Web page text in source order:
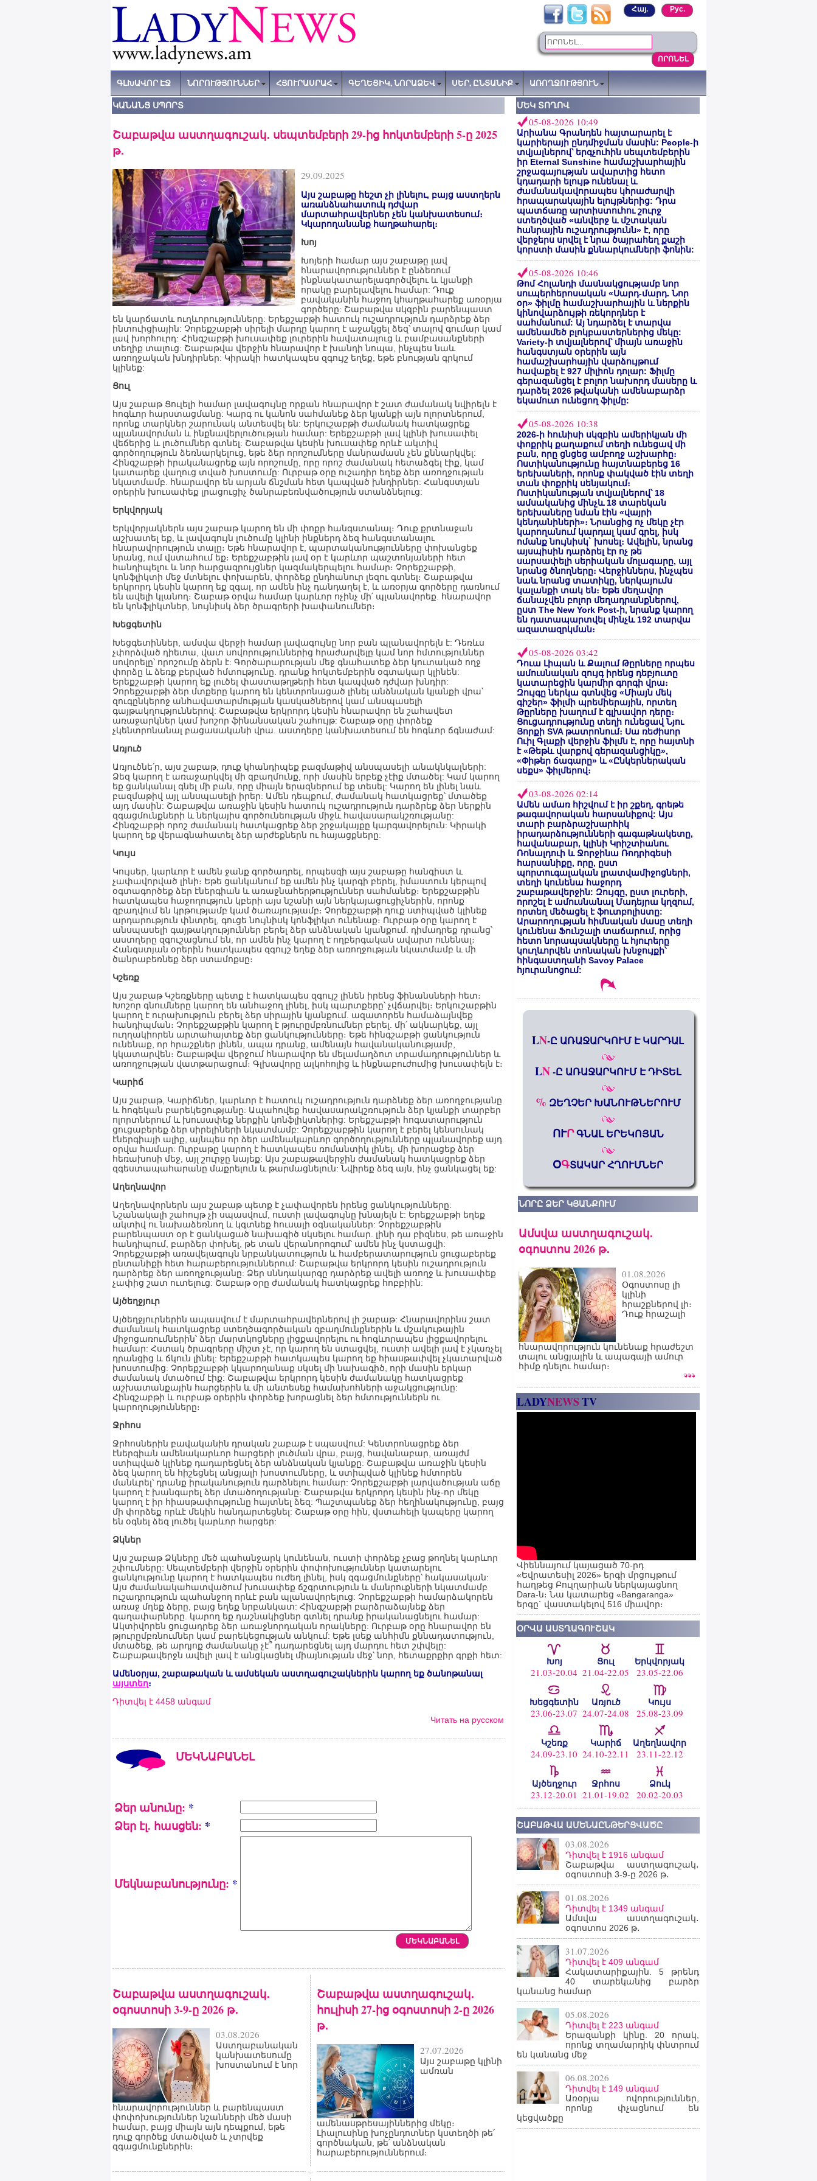
Рус.
Հայ.
ԳԼԽԱՎՈՐ ԷՋ ՆՈՐՈՒԹՅՈՒՆՆԵՐ ՀՅՈՒՐԱՍՐԱՀ ԳԵՂԵՑԻԿ, ՆՈՐԱՁԵՎ ՍԵՐ, ԸՆՏԱՆԻՔ ԱՌՈՂՋՈՒԹՅՈՒՆ
ԿԱՆԱՆՑ ՍՊՈՐՏ
Շաբաթվա աստղագուշակ․ սեպտեմբերի 29-ից հոկտեմբերի 5-ը 2025
թ․
29.09.2025
Այս շաբաթը հեշտ չի լինելու, բայց աստղերն
առանձնահատուկ դժվար
մարտահրավերներ չեն կանխատեսում։
Կկարողանանք հաղթահարել։
Խոյ
Խոյերի համար այս շաբաթը լավ
հնարավորություններ է ընձեռում
ինքնակատարելագործվելու և կյանքի
որակը բարելավելու համար: Դուք
բավականին հաջող կհաղթահարեք առօրյա
գործերը: Շաբաթվա սկզբին բարենպաստ
են կարճատև ուղևորությունները: Երեքշաբթի հատուկ ուշադրություն դարձրեք ձեր
ինտուիցիային: Չորեքշաբթի սիրելի մարդը կարող է աջակցել ձեզ՝ տալով գումար կամ
լավ խորհուրդ: Հինգշաբթի խուսափեք լուրերին հավատալուց և բամբասանքների
տեղիք տալուց: Շաբաթվա վերջին հնարավոր է խանդի նոպա, ինչպես նաև
առողջական խնդիրներ: Կիրակի հատկապես զգույշ եղեք, եթե բնության գրկում
կլինեք:
Ցուլ
Այս շաբաթ Ցուլելի համար լավագույնը որքան հնարավոր է շատ ժամանակ նվիրելն է
հոգևոր հարստացմանը: Կարգ ու կանոն սահմանեք ձեր կյանքի այն ոլորտներում,
որոնք տարկներ շարունակ անտեսվել են: Երկուշաբթի ժամանակ հատկացրեք
պլանավորման և ինքնավերլուծության համար: Երեքշաբթի լավ կլինի խուսափել
վեճերից և լուծումներ գտնել: Շաբաթվա կեսին խուսափեք որևէ ակտիվ
գործողություն ձեռնարկելուց, եթե ձեր որոշումները մանրամասն չեն քննարկվել:
Հինգշաբթի իրականացրեք այն որոշումը, որը որոշ ժամանակ հետաձգել էիք, կամ
կատարեք վաղուց տված խոստումը: Ուրբաթ օրը ուշադիր եղեք ձեր առողջության
նկատմամբ. հնարավոր են արյան ճնշման հետ կապված խնդիրներ: Հանգստյան
օրերին խուսափեք լրացուցիչ ծանրաբեռնվածություն ստանձնելուց:
Երկվորյակ
Երկվորյակներն այս շաբաթ կարող են մի փոքր հանգստանալ։ Դուք քրտնաջան
աշխատել եք, և լավագույն լուծումը կլինի ինքներդ ձեզ հանգստանալու
հնարավորություն տալը։ Եթե հնարավոր է, պարտականությունները փոխանցեք
նրանց, ում վստահում եք։ Երեքշաբթին լավ օր է կարևոր պաշտոնյաների հետ
հանդիպելու և նոր հարցազրույցներ կազմակերպելու համար։ Չորեքշաբթի,
կոնֆլիկտի մեջ մտնելու փոխարեն, փորձեք ընդհանուր լեզու գտնել։ Շաբաթվա
երկրորդ կեսին կարող եք զգալ, որ ամեն ինչ դանդաղել է, և առօրյա գործերը դառնում
են ավելի կլանող։ Շաբաթ օրվա համար կարևոր ոչինչ մի՛ պլանավորեք. հնարավոր
են կոնֆլիկտներ, նույնիսկ ձեր ծրագրերի խափանումներ։
Խեցգետին
Խեցգետիններ, ամսվա վերջի համար լավագույնը նոր բան պլանավորելն է: Դեռևս
չփորձված դիետա, վատ սովորություններից հրաժարվելը կամ նոր հմտություններ
սովորելը՝ որոշումը ձերն է: Գործարարության մեջ գնահատեք ձեր կուտակած ողջ
փորձը և ձեռք բերված հմտությունը. դրանք հոկտեմբերին օգտակար կլինեն:
Երեքշաբթի կարող եք լուծել փաստաթղթերի հետ կապված դժվար խնդիր:
Չորեքշաբթի ձեր մտքերը կարող են կենտրոնացած լինել անձնական կյանքի վրա՝
զուգընկերոջ անհավատարմության կասկածներով կամ անսպասելի
գայթակղություններով: Շաբաթվա երկրորդ կեսին հնարավոր են շահավետ
առաջարկներ կամ խոշոր ֆինանսական շահույթ: Շաբաթ օրը փորձեք
չկենտրոնանալ բացասականի վրա. աստղերը կանխատեսում են հոգևոր ճգնաժամ:
Առյուծ
Առյուծնե՛ր, այս շաբաթ, դուք կհանդիպեք բազմաթիվ անսպասելի անակնկալների:
Ձեզ կարող է առաջարկվել մի զբաղմունք, որի մասին երբեք չէիք մտածել: Կամ կարող
եք ցանկանալ գնել մի բան, որը միայն երազներում եք տեսել: Կարող են լինել նաև
բազմաթիվ այլ անսպասելի իրեր: Ամեն դեպքում, ժամանակ հատկացրեք՝ մտածեք
այդ մասին: Շաբաթվա առաջին կեսին հատուկ ուշադրություն դարձրեք ձեր ներքին
զգացմունքների և ներկայիս գործունեության միջև հավասարակշռությանը:
Հինգշաբթի որոշ ժամանակ հատկացրեք ձեր շրջակայքը կարգավորելուն: Կիրակի
կարող եք վերագնահատել ձեր արժեքներն ու հայացքները:
Կույս
Կույսեր, կարևոր է ամեն ջանք գործադրել, որպեսզի այս շաբաթը հանգիստ և
չափավորված լինի։ Եթե ցանկանում եք ամեն ինչ կարգի բերել, իմաստուն կերպով
օգտագործեք ձեր էներգիան և առաջնահերթություններ սահմանեք։ Երեքշաբթին
հատկապես հաջողություն կբերի այս նշանի այն ներկայացուցիչներին, որոնք
զբաղվում են կրթությամբ կամ ծառայությամբ։ Չորեքշաբթի դուք ստիպված կլինեք
արդարություն փնտրել, գուցե նույնիսկ կոնֆլիկտ ունենաք։ Ուրբաթ օրը կարող է
անսպասելի գայթակղություններ բերել ձեր անձնական կյանքում. դիմադրեք դրանց՝
աստղերը զգուշացնում են, որ ամեն ինչ կարող է ողբերգական ավարտ ունենալ։
Հանգստյան օրերին հատկապես զգույշ եղեք ձեր առողջության նկատմամբ և մի
ծանրաբեռնեք ձեր ստամոքսը։
Կշեռք
Այս շաբաթ Կշեռքները պետք է հատկապես զգույշ լինեն իրենց ֆինանսների հետ։
Խոշոր գնումները կարող են անհաջող լինել, իսկ պարտքերը՝ չվճարվել։ Երկուշաբթին
կարող է ուրախություն բերել ձեր սիրային կյանքում. ազատորեն համաձայնվեք
հանդիպման։ Չորեքշաբթին կարող է թյուրըմբռնումներ բերել. մի՛ ակնարկեք, այլ
ուղղակիորեն արտահայտեք ձեր ցանկությունները։ Եթե հինգշաբթի ցանկություն
ունենաք, որ հրաշքներ լինեն, ապա դրանք, ամենայն հավանականությամբ,
կկատարվեն։ Շաբաթվա վերջում հնարավոր են մելամաղձոտ տրամադրություններ և
առողջության վատթարացում։ Գլխավորը ալկոհոլից և ինքնաբուժումից խուսափելն է։
Կարիճ
Այս շաբաթ, Կարիճներ, կարևոր է հատուկ ուշադրություն դարձնեք ձեր առողջությանը
և հոգեկան բարեկեցությանը: Ապահովեք հավասարակշռություն ձեր կյանքի տարբեր
ոլորտներում և խուսափեք ներքին կոնֆլիկտներից: Երեքշաբթի հոգատարություն
ցուցաբերեք ձեր սիրելիների նկատմամբ: Չորեքշաբթին կարող է բերել կենսունակ
էներգիայի ալիք, այնպես որ ձեր ամենակարևոր գործողությունները պլանավորեք այդ
օրվա համար: Ուրբաթը կարող է հատկապես ռոմանտիկ լինել. մի խորացեք ձեր
հեռախոսի մեջ, այլ շուրջը նայեք: Այս շաբաթավերջին ժամանակ հատկացրեք ձեր
զգեստապահարանը մաքրելուն և թարմացնելուն: Նվիրեք ձեզ այն, ինչ ցանկացել եք:
Աղեղնավոր
Աղեղնավորներն այս շաբաթ պետք է չափավորեն իրենց ցանկությունները:
Նշանակալի շահույթ չի սպասվում, ուստի լավագույնը խնայելն է: Երեքշաբթի եղեք
ակտիվ ու նախաձեռնող և կգտնեք հուսալի օգնականներ: Չորեքշաբթին
բարենպաստ օր է ցանկացած նախագիծ սկսելու համար. լինի դա բիզնես, թե առաջին
հանդիպում, բարձեր փոխել, թե տան վերանորոգում՝ ամեն ինչ կստացվի:
Չորեքշաբթի առավելագույն նրբանկատություն և համբերատարություն ցուցաբերեք
ընտանիքի հետ հարաբերություններում: Շաբաթվա երկրորդ կեսին ուշադրություն
դարձրեք ձեր առողջությանը: Ձեր սննդակարգը դարձրեք ավելի առողջ և խուսափեք
չափից շատ ուտելուց: Շաբաթ օրը ժամանակ հատկացրեք հոբբիին:
Այծեղջյուր
Այծեղջյուրներին ապասվում է մարտահրավերներով լի շաբաթ: Հնարավորինս շատ
ժամանակ հատկացրեք ստեղծագործական զբաղմունքներին և մշակութային
միջոցառումներին՝ ձեր մարտկոցները լիցքավորելու ու հոգևորապես լիցքավորելու
համար: Հստակ ծրագրերը միշտ չէ, որ կարող են ստացվել, ուստի ավելի լավ է չկառչել
դրանցից և ճկուն լինել: Երեքշաբթի հատկապես կարող եք հիասթափվել չկատարված
խոստումից: Չորեքշաբթի կկարողանաք սկսել մի նախագիծ, որի մասին երկար
ժամանակ մտածում էիք: Շաբաթվա երկրորդ կեսին ժամանակը հատկացրեք
աշխատանքային հարցերին և մի անտեսեք համախոհների աջակցությունը:
Հինգշաբթի և ուրբաթ օրերին փորձեք խորացնել ձեր հմտություններն ու
կարողությունները։
Ջրհոս
Ջրհոսներին բավականին դրական շաբաթ է սպասվում: Կենտրոնացրեք ձեր
էներգիան ամենակարևոր հարցերի լուծման վրա, բայց, հավանաբար, առայժմ
ստիպված կլինեք դադարեցնել ձեր անձնական կյանքը: Շաբաթվա առաջին կեսին
ձեզ կարող են հիշեցնել անցյալի խոստումները, և ստիպված կլինեք հմտորեն
մանևրել՝ դրանք իրականություն դարձնելու համար: Չորեքշաբթի լարվածության աճը
կարող է խանգարել ձեր մտածողությանը: Շաբաթվա երկրորդ կեսին ինչ-որ մեկը
կարող է իր հիասթափությունը հայտնել ձեզ: Պաշտպանեք ձեր հեղինակությունը, բայց
մի փորձեք որևէ մեկին հանդարտեցնել: Շաբաթ օրը հին, վստահելի կապերը կարող
են օգնել ձեզ լուծել կարևոր հարցեր:
Ձկներ
Այս շաբաթ Ձկները մեծ պահանջարկ կունենան, ուստի փորձեք չբաց թողնել կարևոր
շփումները: Սեպտեմբերի վերջին օրերին փոփոխություններ կատարելու
ցանկությունը կարող է հատկապես ուժեղ լինել, իսկ զգացմունքները՝ հակասական:
Այս ժամանակահատվածում խուսափեք ճշգրտություն և մանրուքների նկատմամբ
ուշադրություն պահանջող որևէ բան պլանավորելուց: Չորեքշաբթի համարձակորեն
առաջ մղեք ձերը, բայց եղեք նրբանկատ: Հինգշաբթի բարձրաձայնեք ձեր
գաղափարները. կարող եք դաշնակիցներ գտնել դրանք իրականացնելու համար:
Ակտիվորեն ցուցադրեք ձեր առաջնորդական որակները: Ուրբաթ օրը հնարավոր են
թյուրըմբռնումներ կամ բարեկեցության անկում: Եթե լսեք անհիմն քննադատություն,
մտածեք, թե արդյոք ժամանակը չէ՞ դադարեցնել այդ մարդու հետ շփվելը:
Շաբաթավերջն ավելի լավ է անցկացնել միայնության մեջ՝ նոր, հետաքրքիր գրքի հետ:
Ամենօրյա, շաբաթական և ամսեկան աստղագուշակներին կարող եք ծանոթանալ
այստեղ։
Դիտվել է 4458 անգամ
Читать на русском
ՄԵԿՆԱԲԱՆԵԼ
Ձեր անունը: *
Ձեր էլ. հասցեն: *
Մեկնաբանությունը: *
Շաբաթվա աստղագուշակ․
օգոստոսի 3-9-ը 2026 թ․
03.08.2026
Աստղաբանական
կանխատեսումը
խոստանում է նոր
հնարավորություններ և բարենպաստ
փոփոխություններ նշանների մեծ մասի
համար, բայց միայն այն դեպքում, եթե
դուք գործեք մտածված և չտրվեք
զգացմունքներին։
Շաբաթվա աստղագուշակ․
հուլիսի 27-ից օգոստոսի 2-ը 2026
թ․
27.07.2026
Այս շաբաթը կլինի
ամռան
ամենասթրեսայիններից մեկը։
Լիալուսինը խոչընդոտներ կստեղծի թե՛
գործնական, թե՛ անձնական
հարաբերություններում։
ՄԵԿ ՏՈՂՈՎ
05-08-2026 10:49
Արիանա Գրանդեն հայտարարել է
կարիերայի ընդմիջման մասին: People-ի
տվյալներով՝ երգչուհին սեպտեմբերին
իր Eternal Sunshine համաշխարհային
շրջագայության ավարտից հետո
կդադարի ելույթ ունենալ և
ժամանակավորապես կհրաժարվի
հրապարակային ելույթներից: Դրա
պատճառը արտիստուհու շուրջ
ստեղծված «անվերջ և մշտական
հանրային ուշադրությունն» է, որը
վերջերս սրվել է նրա ծայրահեղ քաշի
կորստի մասին քննարկումների ֆոնին:
05-08-2026 10:46
Թոմ Հոլանդի մասնակցությամբ նոր
սուպերհերոսական «Սարդ-մարդ. Նոր
օր» ֆիլմը համաշխարհային և ներքին
կինովարձույթի ռեկորդներ է
սահմանում: Այ նդարձել է տարվա
ամենամեծ բլոկբաստերներից մեկը:
Variety-ի տվյալներով՝ միայն առաջին
հանգստյան օրերին այն
համաշխարհային վարձույթում
հավաքել է 927 միլիոն դոլար: Ֆիլմը
գերազանցել է բոլոր նախորդ մասերը և
դարձել 2026 թվականի ամենաբարձր
եկամուտ ունեցող ֆիլմը:
05-08-2026 10:38
2026-ի հունիսի սկզբին ամերիկյան մի
փոքրիկ քաղաքում տեղի ունեցավ մի
բան, որը ցնցեց ամբողջ աշխարհը։
Ոստիկանությունը հայտնաբերեց 16
երեխաների, որոնք փակված էին տեղի
տան փոքրիկ սենյակում։
Ոստիկանության տվյալներով՝ 18
ամսականից մինչև 18 տարեկան
երեխաները նման էին «վայրի
կենդանիների»։ Նրանցից ոչ մեկը չէր
կարողանում կարդալ կամ գրել, իսկ
ոմանք նույնիսկ` խոսել։ Ավելին, նրանց
այսպիսին դարձրել էր ոչ թե
սարսափելի սերիական մոլագարը, այլ
նրանց ծնողները։ Վերջիններս, ինչպես
նաև նրանց տատիկը, ներկայումս
կալանքի տակ են։ Եթե մեղավոր
ճանաչվեն բոլոր մեղադրանքներով,
ըստ The New York Post-ի, նրանք կարող
են դատապարտվել մինչև 192 տարվա
ազատազրկման։
05-08-2026 03:42
Դուա Լիպան և Քալում Թըրները որպես
ամուսնական զույգ իրենց դեբյուտը
կատարեցին կարմիր գորգի վրա։
Զույգը ներկա գտնվեց «Միայն մեկ
գիշեր» ֆիլմի պրեմիերային, որտեղ
Թըրները խաղում է գլխավոր դերը։
Ցուցադրությունը տեղի ունեցավ Նյու
Յորքի SVA թատրոնում։ Սա ռեժիսոր
Ուիլ Գլաքի վերջին ֆիլմն է, որը հայտնի
է «Թեթև վարքով գերազանցիկը»,
«Փիթեր ճագարը» և «Ընկերներական
սեքս» ֆիլմերով։
03-08-2026 02:14
Ամեն ամառ հիշվում է իր շքեղ, գրեթե
թագավորական հարսանիքով: Այս
տարի բարձրաշխարհիկ
իրադարձությունների գագաթնակետը,
հավանաբար, կլինի Կրիշտիանու
Ռոնալդուի և Ջորջինա Ռոդրիգեսի
հարսանիքը, որը, ըստ
պորտուգալական լրատվամիջոցների,
տեղի կունենա հաջորդ
շաբաթավերջին: Զույգը, ըստ լուրերի,
որոշել է ամուսնանալ Մադեյրա կղզում,
որտեղ մեծացել է ֆուտբոլիստը:
Արարողության հիմնական մասը տեղի
կունենա Ֆունշալի տաճարում, որից
հետո նորապսակները և հյուրերը
կուղևորվեն տոնական խնջույքի՝
հինգաստղանի Savoy Palace
հյուրանոցում:
LN-Ը ԱՌԱՋԱՐԿՈՒՄ Է ԿԱՐԴԱԼ
LN-Ը ԱՌԱՋԱՐԿՈՒՄ Է ԴԻՏԵԼ
% ԶԵՂՉԵՐ ԽԱՆՈՒԹՆԵՐՈՒՄ
ՈՒՐԳՆԱԼ ԵՐԵԿՈՅԱՆ
ՕԳՏԱԿԱՐ ՀՂՈՒՄՆԵՐ
ՆՈՐԸ ՁԵՐ ԿՅԱՆՔՈՒՄ
Ամսվա աստղագուշակ․
օգոստոս 2026 թ․
01.08.2026
Օգոստոսը լի
կլինի
հրաշքներով լի։
Դուք հրաշալի
հնարավորություն կունենաք հրաժեշտ
տալու անցյալին և ապագայի ամուր
հիմք դնելու համար։
LADYNEWSTV
Վիեննայում կայացած 70-րդ
«Եվրատեսիլ 2026» երգի մրցույթում
հաղթեց Բուլղարիան ներկայացնող
Dara-ն։ Նա կատարեց «Bangaranga»
երգը` վաստակելով 516 միավոր։
ՕՐՎԱ ԱՍՏՂԱԳՈՒՇԱԿ
Խոյ
21.03-20.04
Ցուլ
21.04-22.05
Երկվորյակ
23.05-22.06
Խեցգետին
23.06-23.07
Առյուծ
24.07-24.08
Կույս
25.08-23.09
Կշեռք
24.09-23.10
Կարիճ
24.10-22.11
Աղեղնավոր
23.11-22.12
Այծեղջուր
23.12-20.01
Ջրհոս
21.01-19.02
Ձուկ
20.02-20.03
ՇԱԲԱԹՎԱ ԱՄԵՆԱԸՆԹԵՐՑՎԱԾԸ
03.08.2026
Դիտվել է 1916 անգամ
Շաբաթվա աստղագուշակ․
օգոստոսի 3-9-ը 2026 թ․
01.08.2026
Դիտվել է 1349 անգամ
Ամսվա աստղագուշակ․
օգոստոս 2026 թ․
31.07.2026
Դիտվել է 409 անգամ
Հակատարիքային. 5 թրենդ
40 տարեկանից բարձր
կանանց համար
05.08.2026
Դիտվել է 223 անգամ
Երազանքի կինը. 20 որակ,
որոնք տղամարդիկ փնտրում
են կանանց մեջ
06.08.2026
Դիտվել է 149 անգամ
Առօրյա ովորություններ,
որոնք փչացնում են
կեցվածքը